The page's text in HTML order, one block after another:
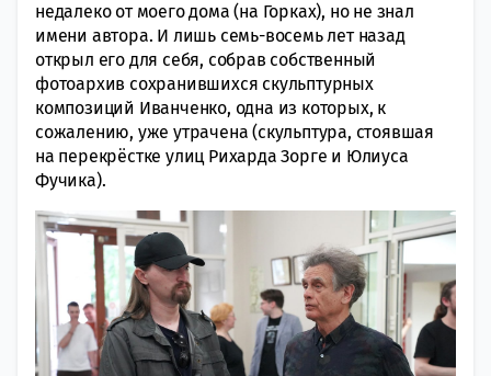
недалеко от моего дома (на Горках), но не знал
имени автора. И лишь семь-восемь лет назад
открыл его для себя, собрав собственный
фотоархив сохранившихся скульптурных
композиций Иванченко, одна из которых, к
сожалению, уже утрачена (скульптура, стоявшая
на перекрёстке улиц Рихарда Зорге и Юлиуса
Фучика).